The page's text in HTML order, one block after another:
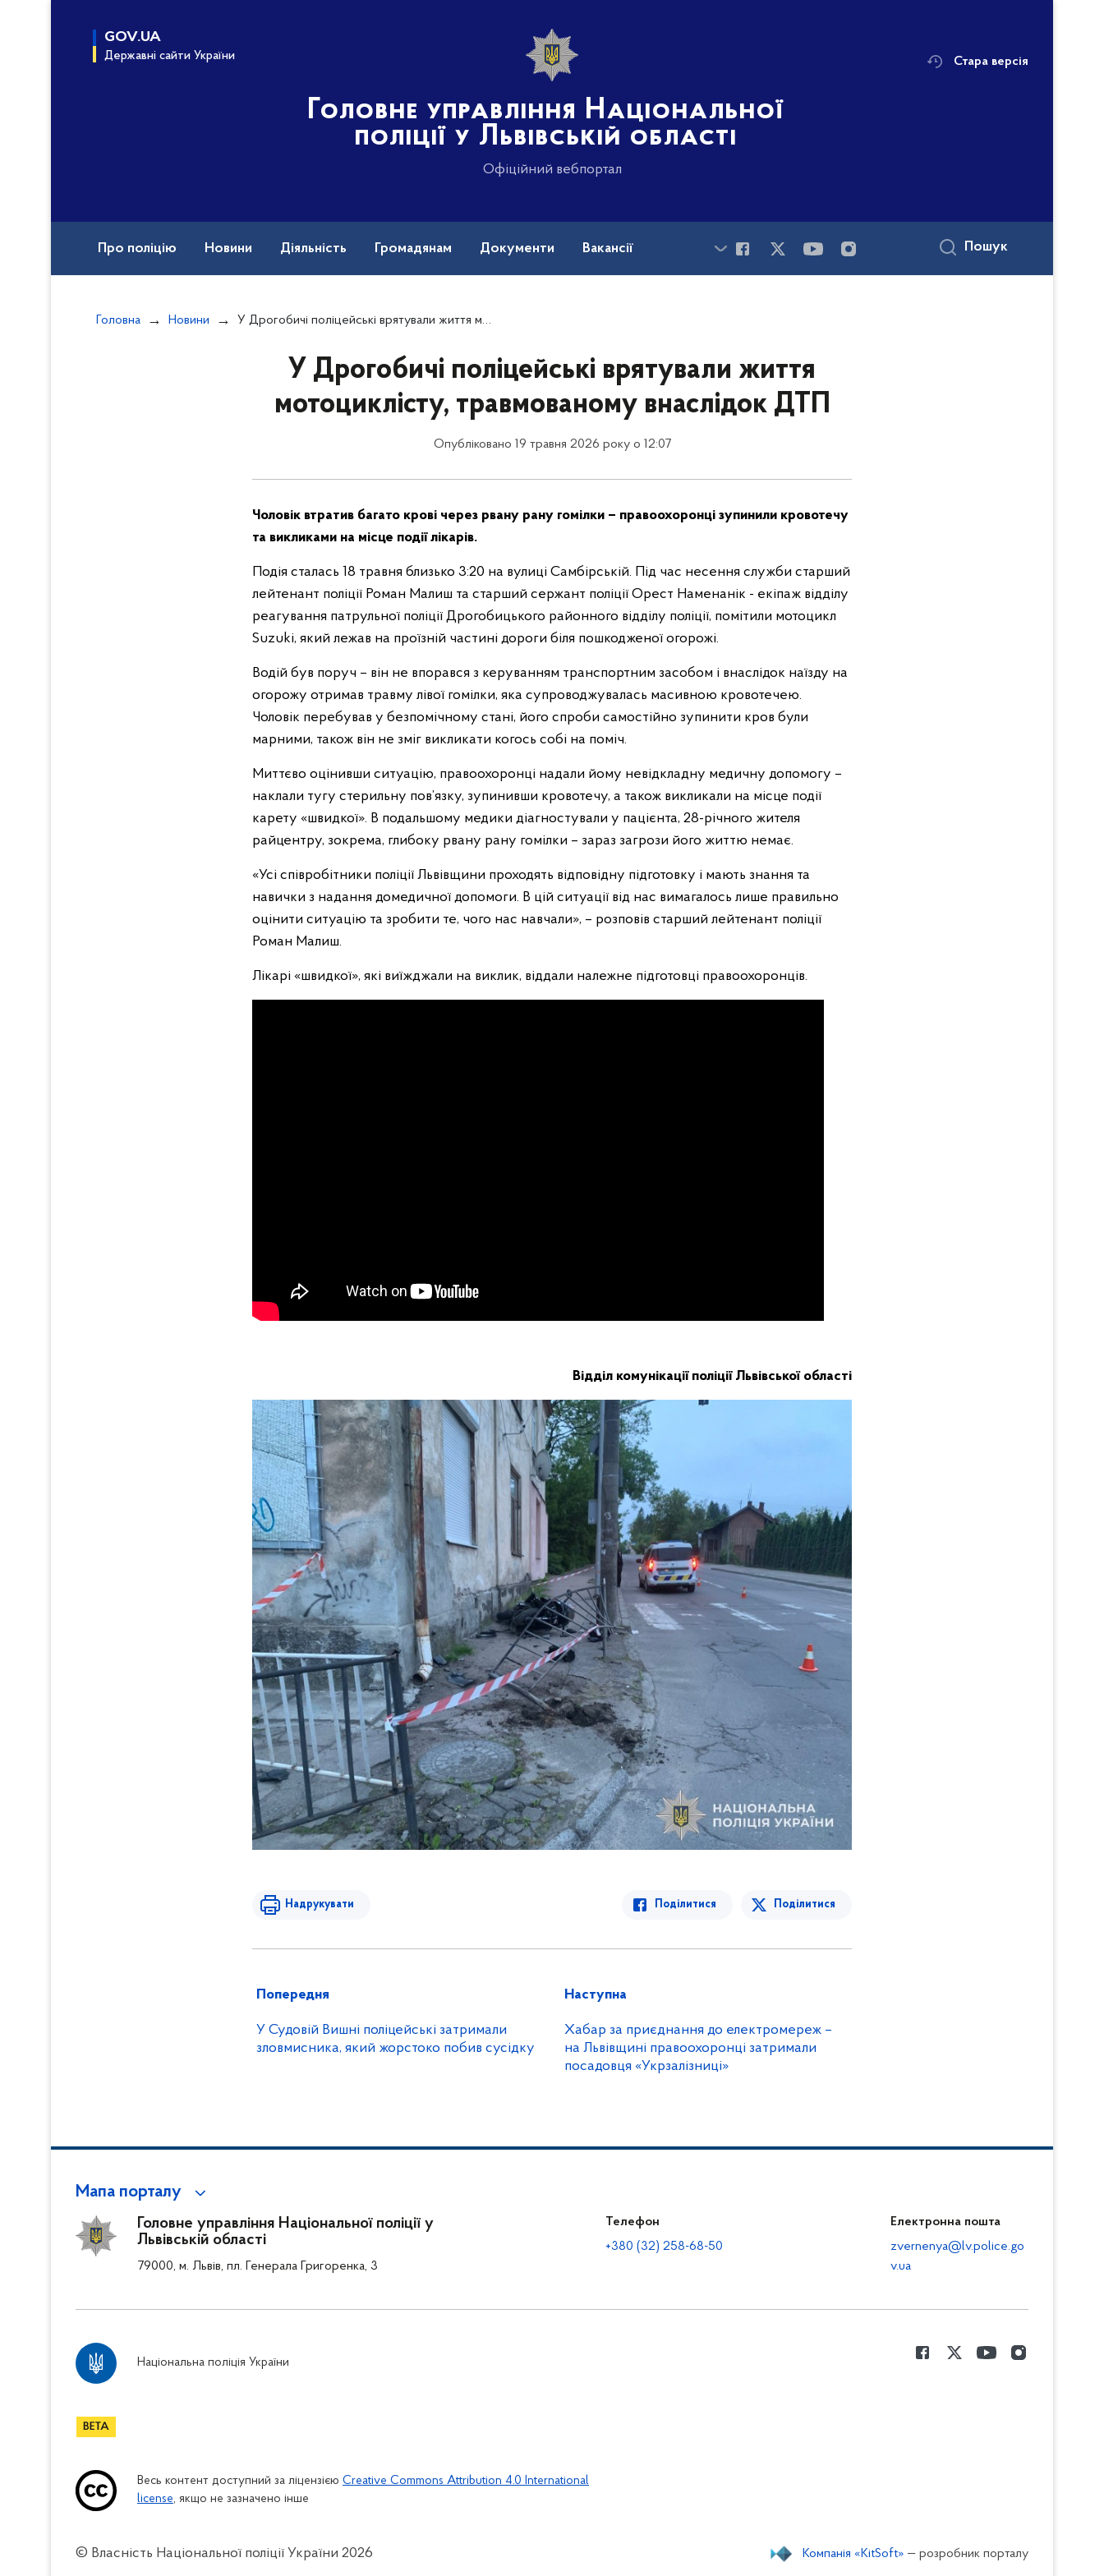
GOV.UA
Державні сайти України
Головне управління Національної
поліції у Львівській області
Офіційний вебпортал
Стара версія
Про поліцію Новини Діяльність Громадянам Документи Вакансії Пошук
Головна Новини У Дрогобичі поліцейські врятували життя мотоциклісту, травмованому внаслідок ДТП
У Дрогобичі поліцейські врятували життя
мотоциклісту, травмованому внаслідок ДТП
Опубліковано 19 травня 2026 року о 12:07
Чоловік втратив багато крові через рвану рану гомілки – правоохоронці зупинили кровотечу
та викликами на місце події лікарів.
Подія сталась 18 травня близько 3:20 на вулиці Самбірській. Під час несення служби старший
лейтенант поліції Роман Малиш та старший сержант поліції Орест Наменанік - екіпаж відділу
реагування патрульної поліції Дрогобицького районного відділу поліції, помітили мотоцикл
Suzuki, який лежав на проїзній частині дороги біля пошкодженої огорожі.
Водій був поруч – він не впорався з керуванням транспортним засобом і внаслідок наїзду на
огорожу отримав травму лівої гомілки, яка супроводжувалась масивною кровотечею.
Чоловік перебував у безпомічному стані, його спроби самостійно зупинити кров були
марними, також він не зміг викликати когось собі на поміч.
Миттєво оцінивши ситуацію, правоохоронці надали йому невідкладну медичну допомогу –
наклали тугу стерильну пов’язку, зупинивши кровотечу, а також викликали на місце події
карету «швидкої». В подальшому медики діагностували у пацієнта, 28-річного жителя
райцентру, зокрема, глибоку рвану рану гомілки – зараз загрози його життю немає.
«Усі співробітники поліції Львівщини проходять відповідну підготовку і мають знання та
навички з надання домедичної допомоги. В цій ситуації від нас вимагалось лише правильно
оцінити ситуацію та зробити те, чого нас навчали», – розповів старший лейтенант поліції
Роман Малиш.
Лікарі «швидкої», які виїжджали на виклик, віддали належне підготовці правоохоронців.
Відділ комунікації поліції Львівської області
Надрукувати Поділитися Поділитися
Попередня
У Судовій Вишні поліцейські затримали
зловмисника, який жорстоко побив сусідку
Наступна
Хабар за приєднання до електромереж –
на Львівщині правоохоронці затримали
посадовця «Укрзалізниці»
Мапа порталу
Головне управління Національної поліції у
Львівській області
79000, м. Львів, пл. Генерала Григоренка, 3
Телефон
+380 (32) 258-68-50
Електронна пошта
zvernenya@lv.police.go
v.ua
Національна поліція України
Весь контент доступний за ліцензією Creative Commons Attribution 4.0 International
license, якщо не зазначено інше
© Власність Національної поліції України 2026 Компанія «KitSoft» — розробник порталу